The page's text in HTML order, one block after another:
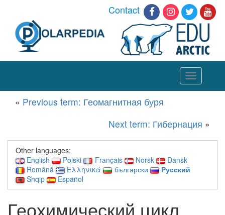
Contact
Toggle
navigation
« Previous term: Геомагнитная буря
Next term: Гибернация »
Other languages:
English
Polski Français Norsk
Dansk
Română
Ελληνικά български
Русский
Shqip
Español
Геохимический цикл